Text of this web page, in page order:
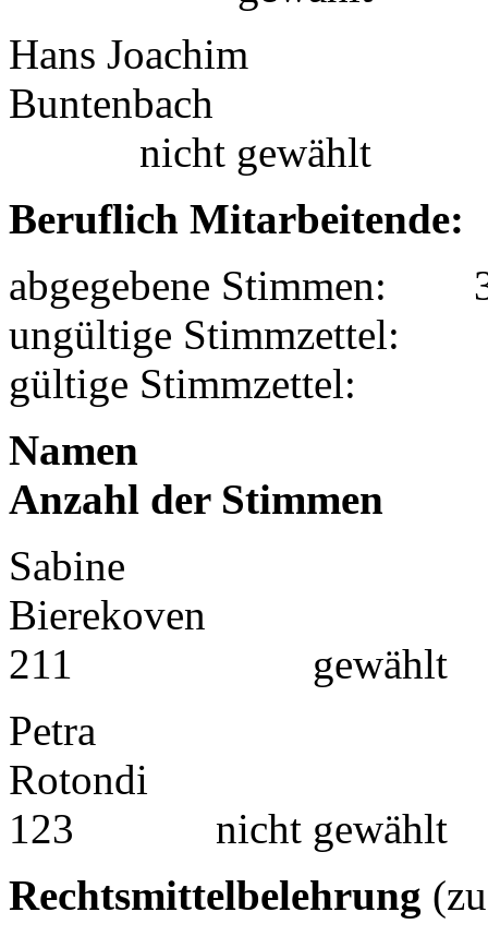
Hans Joachim
nicht gewählt
Beruflich Mitarbeitende:
abgegebene Stimmen:
ungültige
gültige Stimmzettel:
Anzahl der Stimmen
Sabine
211 gewählt
Petra
123 nicht gewählt
Rechtsmittelbelehrung